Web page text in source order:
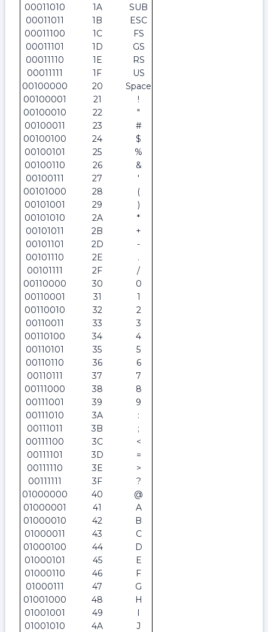
00011010
1A
SUB
00011011
1B
ESC
00011100
1C
FS
00011101
1D
GS
00011110
1E
RS
00011111
1F
US
00100000
20
Space
00100001
21
!
00100010
22
"
00100011
23
#
00100100
24
$
00100101
25
%
00100110
26
&
00100111
27
'
00101000
28
(
00101001
29
)
00101010
2A
*
00101011
2B
+
00101101
2D
-
00101110
2E
.
00101111
2F
/
00110000
30
0
00110001
31
1
00110010
32
2
00110011
33
3
00110100
34
4
00110101
35
5
00110110
36
6
00110111
37
7
00111000
38
8
00111001
39
9
00111010
3A
:
00111011
3B
;
00111100
3C
<
00111101
3D
=
00111110
3E
>
00111111
3F
?
01000000
40
@
01000001
41
A
01000010
42
B
01000011
43
C
01000100
44
D
01000101
45
E
01000110
46
F
01000111
47
G
01001000
48
H
01001001
49
I
01001010
4A J